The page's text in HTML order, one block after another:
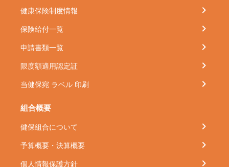
健康保険制度情報
保険給付一覧
申請書類一覧
限度額適用認定証
当健保宛 ラベル 印刷
組合概要
健保組合について
予算概要・決算概要
個人情報保護方針